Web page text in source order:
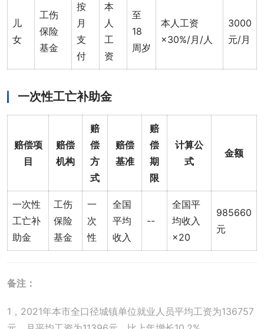
儿
女
工伤
保险
基金
按
月
支
付
本
人
工
资
至
18
周岁
本人工资
×30%/月/人
3000
元/月
一次性工亡补助金
赔偿项
目
赔偿
机构
赔
偿
方
式
赔偿
基准
赔
偿
期
限
计算公
式
金额
一次性
工亡补
助金
工伤
保险
基金
一
次
性
全国
平均
收入
--
全国平
均收入
×20
985660
元
备注：
1，2021年本市全口径城镇单位就业人员平均工资为136757